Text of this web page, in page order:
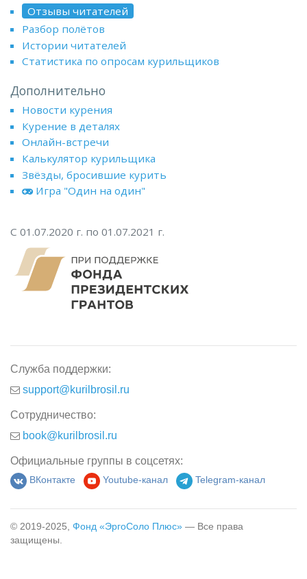
Отзывы читателей
Разбор полётов
Истории читателей
Статистика по опросам курильщиков
Дополнительно
Новости курения
Курение в деталях
Онлайн-встречи
Калькулятор курильщика
Звёзды, бросившие курить
Игра "Один на один"
С 01.07.2020 г. по 01.07.2021 г.
Служба поддержки:
support@kurilbrosil.ru
Сотрудничество:
book@kurilbrosil.ru
Официальные группы в соцсетях:
ВКонтакте Youtube-канал Telegram-канал
© 2019-2025, Фонд «ЭргоСоло Плюс» — Все права
защищены.